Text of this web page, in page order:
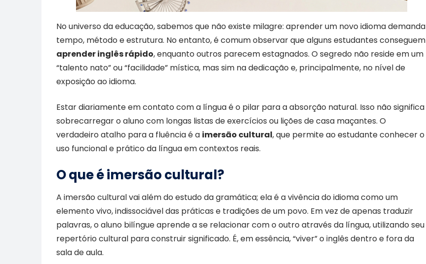
No universo da educação, sabemos que não existe milagre: aprender um novo idioma demanda
tempo, método e estrutura. No entanto, é comum observar que alguns estudantes conseguem
aprender inglês rápido, enquanto outros parecem estagnados. O segredo não reside em um
“talento nato” ou “facilidade” mística, mas sim na dedicação e, principalmente, no nível de
exposição ao idioma.
Estar diariamente em contato com a língua é o pilar para a absorção natural. Isso não significa
sobrecarregar o aluno com longas listas de exercícios ou lições de casa maçantes. O
verdadeiro atalho para a fluência é a imersão cultural, que permite ao estudante conhecer o
uso funcional e prático da língua em contextos reais.
O que é imersão cultural?
A imersão cultural vai além do estudo da gramática; ela é a vivência do idioma como um
elemento vivo, indissociável das práticas e tradições de um povo. Em vez de apenas traduzir
palavras, o aluno bilíngue aprende a se relacionar com o outro através da língua, utilizando seu
repertório cultural para construir significado. É, em essência, “viver” o inglês dentro e fora da
sala de aula.